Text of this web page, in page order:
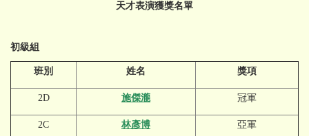
天才表演獲獎名單
初級組
班別 姓名 獎項
2D 施傑瀧 冠軍
2C 林彥博 亞軍